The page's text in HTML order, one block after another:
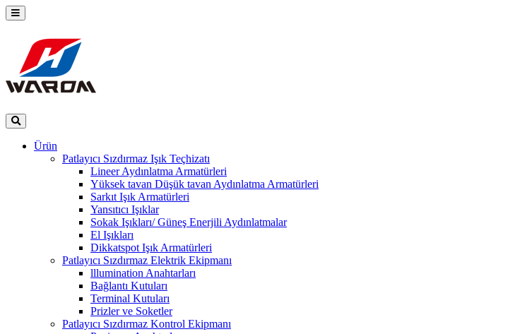
Ürün
Patlayıcı Sızdırmaz Işık Teçhizatı
Lineer Aydınlatma Armatürleri
Yüksek tavan Düşük tavan Aydınlatma Armatürleri
Sarkıt Işık Armatürleri
Yansıtıcı Işıklar
Sokak Işıkları/ Güneş Enerjili Aydınlatmalar
El Işıkları
Dikkatspot Işık Armatürleri
Patlayıcı Sızdırmaz Elektrik Ekipmanı
lllumination Anahtarları
Bağlantı Kutuları
Terminal Kutuları
Prizler ve Soketler
Patlayıcı Sızdırmaz Kontrol Ekipmanı